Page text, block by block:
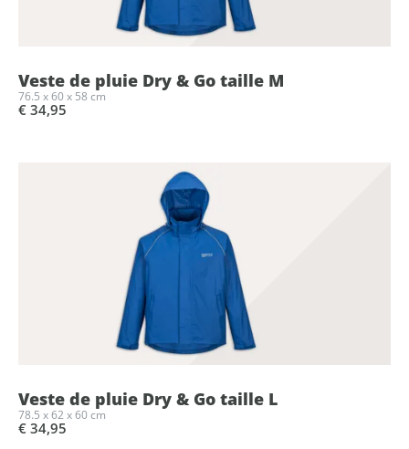
Veste de pluie Dry & Go taille M
76.5 x 60 x 58 cm
€ 34,95
Veste de pluie Dry & Go taille L
78.5 x 62 x 60 cm
€ 34,95